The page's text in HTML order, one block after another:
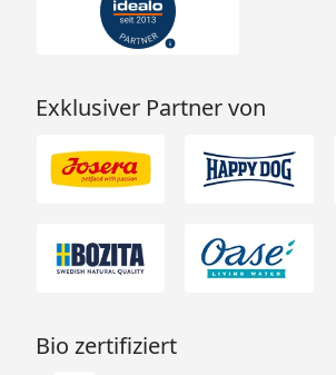
Exklusiver Partner von
Bio zertifiziert